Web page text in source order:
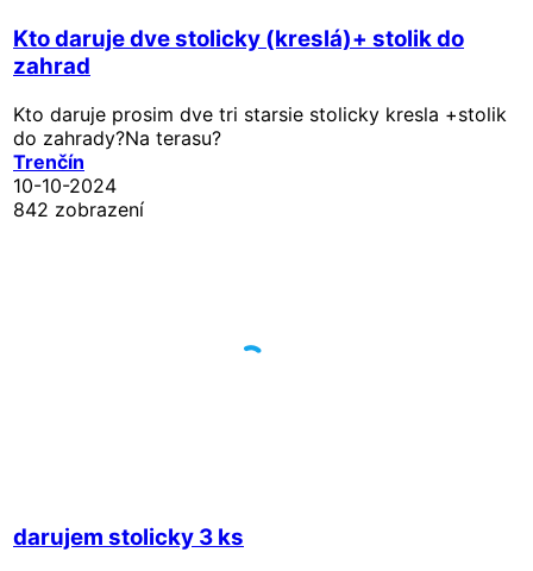
Kto daruje dve stolicky (kreslá)+ stolik do
zahrad
Kto daruje prosim dve tri starsie stolicky kresla +stolik
do zahrady?Na terasu?
Trenčín
10-10-2024
842 zobrazení
darujem stolicky 3 ks